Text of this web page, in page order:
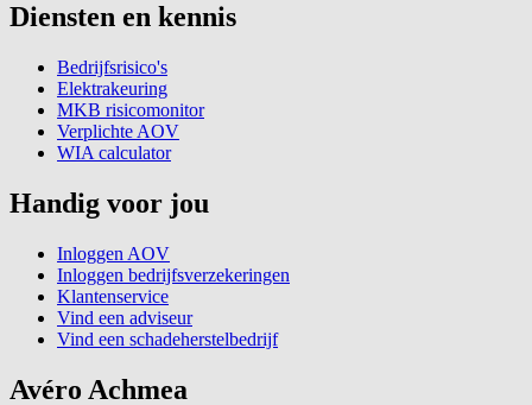
Diensten en kennis
Bedrijfsrisico's
Elektrakeuring
MKB risicomonitor
Verplichte AOV
WIA calculator
Handig voor jou
Inloggen AOV
Inloggen bedrijfsverzekeringen
Klantenservice
Vind een adviseur
Vind een schadeherstelbedrijf
Avéro Achmea